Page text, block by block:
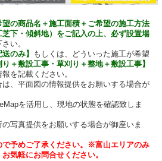
望の商品名＋施工面積＋ご希望の施工方法
芝下・傾斜地）をご記入の上、必ず設置場
い。
送のみ】
もしくは、どういった施工が希望
り＋敷設工事・草刈り＋整地＋敷設工事】
を記載ください。
、平面図の情報提供をお願いする場合が
を活用し、現地の状態を確認致しま
写真提供をお願いする場合が御座いま
で予めご了承ください。※富山エリアのみ
気軽にお問合せください。